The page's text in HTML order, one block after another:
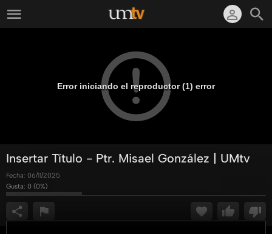
Error iniciando el reproductor (1) error
Insertar Título - Ptr. Misael González | UMtv
Fecha: 06/11/2025
Gusta: 0 (0%)